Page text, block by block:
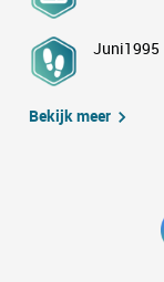
Juni1995
Bekijk meer